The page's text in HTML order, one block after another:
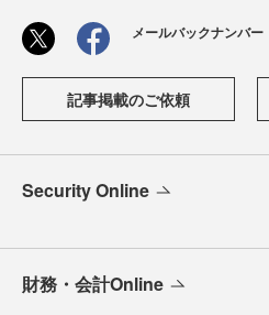
メールバックナンバー
記事掲載のご依頼
Security Online
財務・会計Online